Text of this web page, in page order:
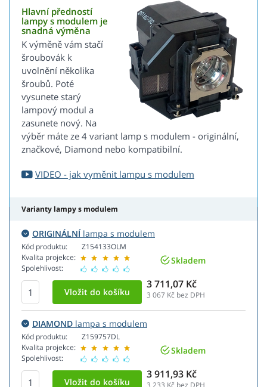
Hlavní předností
lampy s modulem je
snadná výměna
K výměně vám stačí
šroubovák k
uvolnění několika
šroubů. Poté
vysunete starý
lampový modul a
zasunete nový. Na
výběr máte ze 4 variant lamp s modulem - originální,
značkové, Diamond nebo kompatibilní.
VIDEO - jak vyměnit lampu s modulem
Varianty lampy s modulem
ORIGINÁLNÍlampa s modulem
Kód produktu:
Kvalita projekce:
Spolehlivost:
Z154133OLM
Skladem
3 711,07 Kč
3 067 Kč bez DPH
DIAMOND lampa s modulem
Kód produktu:
Kvalita projekce:
Spolehlivost:
Z159757DL
Skladem
3 911,93 Kč
3 233 Kč bez DPH